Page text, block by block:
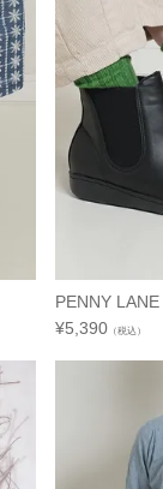
PENNY
¥5,390 （税込）